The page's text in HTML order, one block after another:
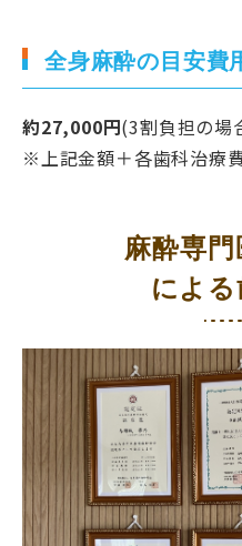
全身麻酔の目安費
約27,000円(3割負担の場
※上記金額＋各歯科治療費
麻酔専
によ